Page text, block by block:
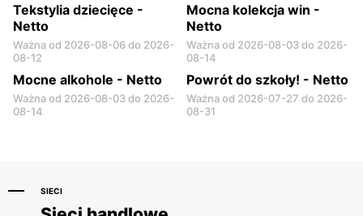
Tekstylia dziecięce -
Netto
Ważna od 2026-08-06 do 2026-
08-12
Mocna kolekcja win -
Netto
Ważna od 2026-08-03 do 2026-
08-14
Mocne alkohole - Netto
Ważna od 2026-08-03 do 2026-
08-14
Powrót do szkoły! - Netto
Ważna od 2026-07-27 do 2026-
08-31
SIECI